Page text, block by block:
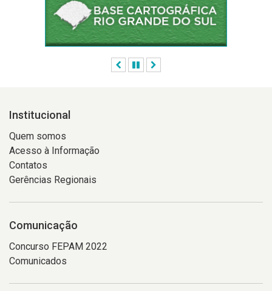
AnteriorPausar
Institucional
Quem somos
Acesso à Informação
Contatos
Gerências Regionais
Comunicação
Concurso FEPAM 2022
Comunicados